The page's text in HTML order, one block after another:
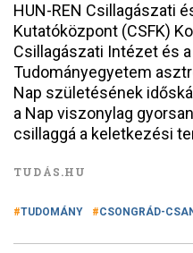
HUN-REN Csillagászati
Kutatóközpont (CSFK)
Csillagászati Intézet és
Tudományegyetem
Nap születésének
a Nap viszonylag
csillaggá a keletkezési
TUDÁS.HU
TUDOMÁNY CSONGRÁD-